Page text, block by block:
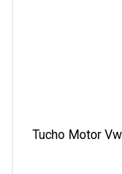
Tucho Motor